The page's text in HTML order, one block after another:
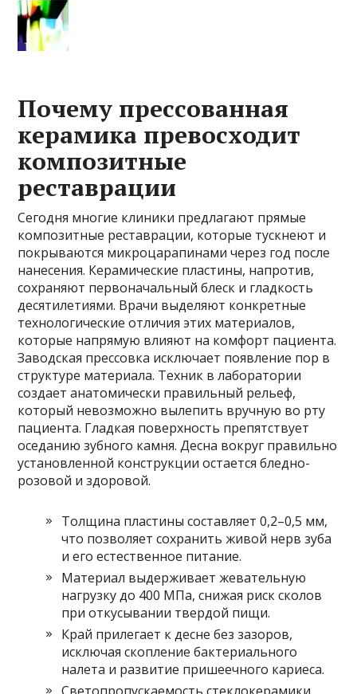
Почему прессованная
керамика превосходит
композитные
реставрации
Сегодня многие клиники предлагают прямые
композитные реставрации, которые тускнеют и
покрываются микроцарапинами через год после
нанесения. Керамические пластины, напротив,
сохраняют первоначальный блеск и гладкость
десятилетиями. Врачи выделяют конкретные
технологические отличия этих материалов,
которые напрямую влияют на комфорт пациента.
Заводская прессовка исключает появление пор в
структуре материала. Техник в лаборатории
создает анатомически правильный рельеф,
который невозможно вылепить вручную во рту
пациента. Гладкая поверхность препятствует
оседанию зубного камня. Десна вокруг правильно
установленной конструкции остается бледно-
розовой и здоровой.
Толщина пластины составляет 0,2–0,5 мм,
что позволяет сохранить живой нерв зуба
и его естественное питание.
Материал выдерживает жевательную
нагрузку до 400 МПа, снижая риск сколов
при откусывании твердой пищи.
Край прилегает к десне без зазоров,
исключая скопление бактериального
налета и развитие пришеечного кариеса.